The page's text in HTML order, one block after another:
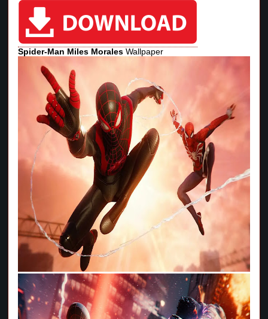
Spider-Man Miles MoralesWallpaper